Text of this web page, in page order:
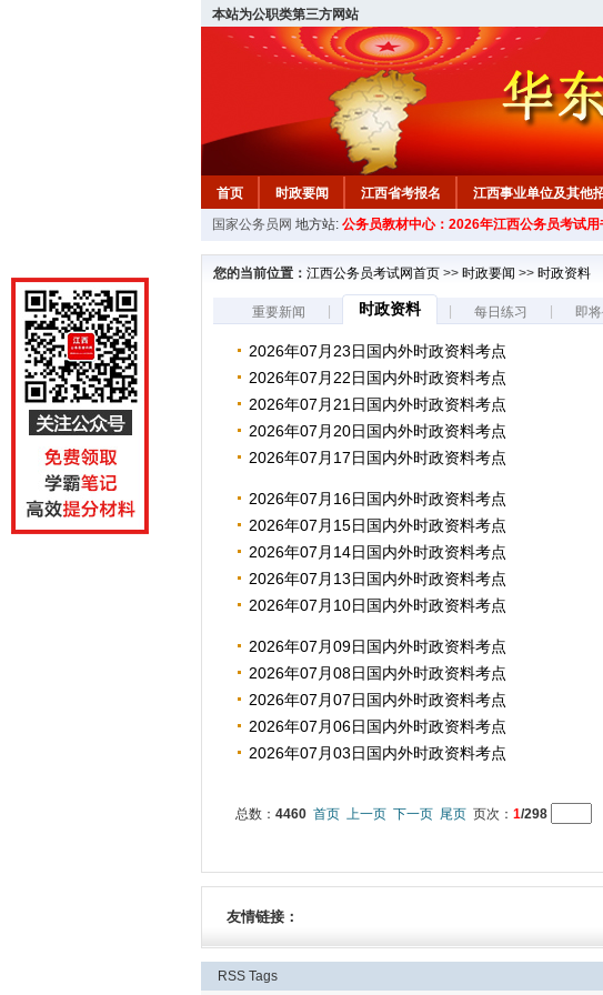
本站为公职类第三方网站
首页 时政要闻 江西省考报名 江西事业单位及其他
教材中心
国家公务员网 地方站: 公务员教材中心：2026年江西公务员考试用
您的当前位置： 江西公务员考试网首页 >> 时政要闻 >> 时政资料
重要新闻 时政资料 每日练习 即
2026年07月23日国内外时政资料考点
2026年07月22日国内外时政资料考点
2026年07月21日国内外时政资料考点
2026年07月20日国内外时政资料考点
2026年07月17日国内外时政资料考点
2026年07月16日国内外时政资料考点
2026年07月15日国内外时政资料考点
2026年07月14日国内外时政资料考点
2026年07月13日国内外时政资料考点
2026年07月10日国内外时政资料考点
2026年07月09日国内外时政资料考点
2026年07月08日国内外时政资料考点
2026年07月07日国内外时政资料考点
2026年07月06日国内外时政资料考点
2026年07月03日国内外时政资料考点
总数： 4460 首页 上一页 下一页 尾页 页次： 1/298
友情链接：
RSS Tags